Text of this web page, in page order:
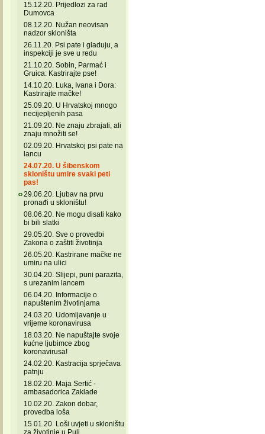
15.12.20. Prijedlozi za rad
Dumovca
08.12.20. Nužan neovisan
nadzor skloništa
26.11.20. Psi pate i gladuju, a
inspekciji je sve u redu
21.10.20. Sobin, Parmać i
Gruica: Kastrirajte pse!
14.10.20. Luka, Ivana i Dora:
Kastrirajte mačke!
25.09.20. U Hrvatskoj mnogo
necijepljenih pasa
21.09.20. Ne znaju zbrajati, ali
znaju množiti se!
02.09.20. Hrvatskoj psi pate na
lancu
24.07.20. U šibenskom
skloništu umire svaki peti
pas!
29.06.20. Ljubav na prvu
pronađi u skloništu!
08.06.20. Ne mogu disati kako
bi bili slatki
29.05.20. Sve o provedbi
Zakona o zaštiti životinja
26.05.20. Kastrirane mačke ne
umiru na ulici
30.04.20. Slijepi, puni parazita,
s urezanim lancem
06.04.20. Informacije o
napuštenim životinjama
24.03.20. Udomljavanje u
vrijeme koronavirusa
18.03.20. Ne napuštajte svoje
kućne ljubimce zbog
koronavirusa!
24.02.20. Kastracija sprječava
patnju
18.02.20. Maja Sertić -
ambasadorica Zaklade
10.02.20. Zakon dobar,
provedba loša
15.01.20. Loši uvjeti u skloništu
za životinje u Puli